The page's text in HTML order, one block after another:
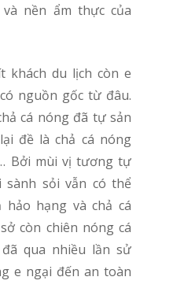
nền ẩm thực của
nguồn gốc từ đâu.
cá nóng đã tự sản
đề là chả cá nóng
Bởi mùi vị tương tự
sỏi vẫn có thể
hạng và chả cá
còn chiên nóng cá
qua nhiều lần sử
e ngại đến an toàn